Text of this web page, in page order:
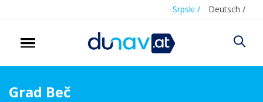
Srpski / Deutsch /
Grad Beč